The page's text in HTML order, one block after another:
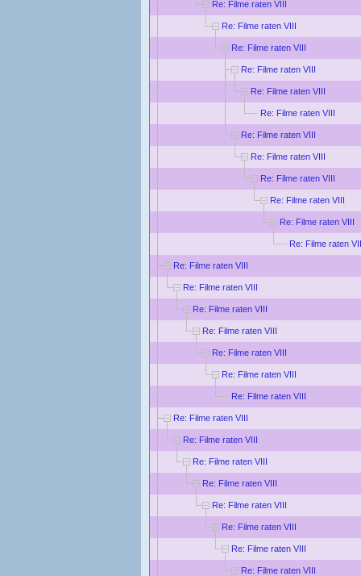
Re: Filme raten VIII
Re: Filme raten VIII
Re: Filme raten VIII
Re: Filme raten VIII
Re: Filme raten VIII
Re: Filme raten VIII
Re: Filme raten VIII
Re: Filme raten VIII
Re: Filme raten VIII
Re: Filme raten VIII
Re: Filme raten VIII
Re: Filme raten
Re: Filme raten VIII
Re: Filme raten VIII
Re: Filme raten VIII
Re: Filme raten VIII
Re: Filme raten VIII
Re: Filme raten VIII
Re: Filme raten VIII
Re: Filme raten VIII
Re: Filme raten VIII
Re: Filme raten VIII
Re: Filme raten VIII
Re: Filme raten VIII
Re: Filme raten VIII
Re: Filme raten VIII
Re: Filme raten VIII